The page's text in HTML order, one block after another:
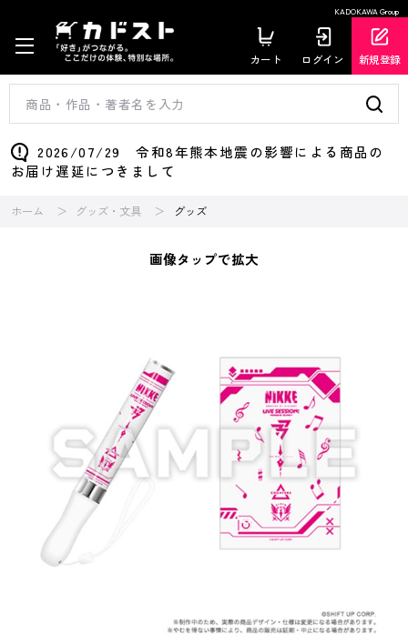
KADOKAWA Group
カート ログイン 新規登録
2026/07/29 令和8年熊本地震の影響による商品の
お届け遅延につきまして
ホーム グッズ・文具 グッズ
画像タップで拡大